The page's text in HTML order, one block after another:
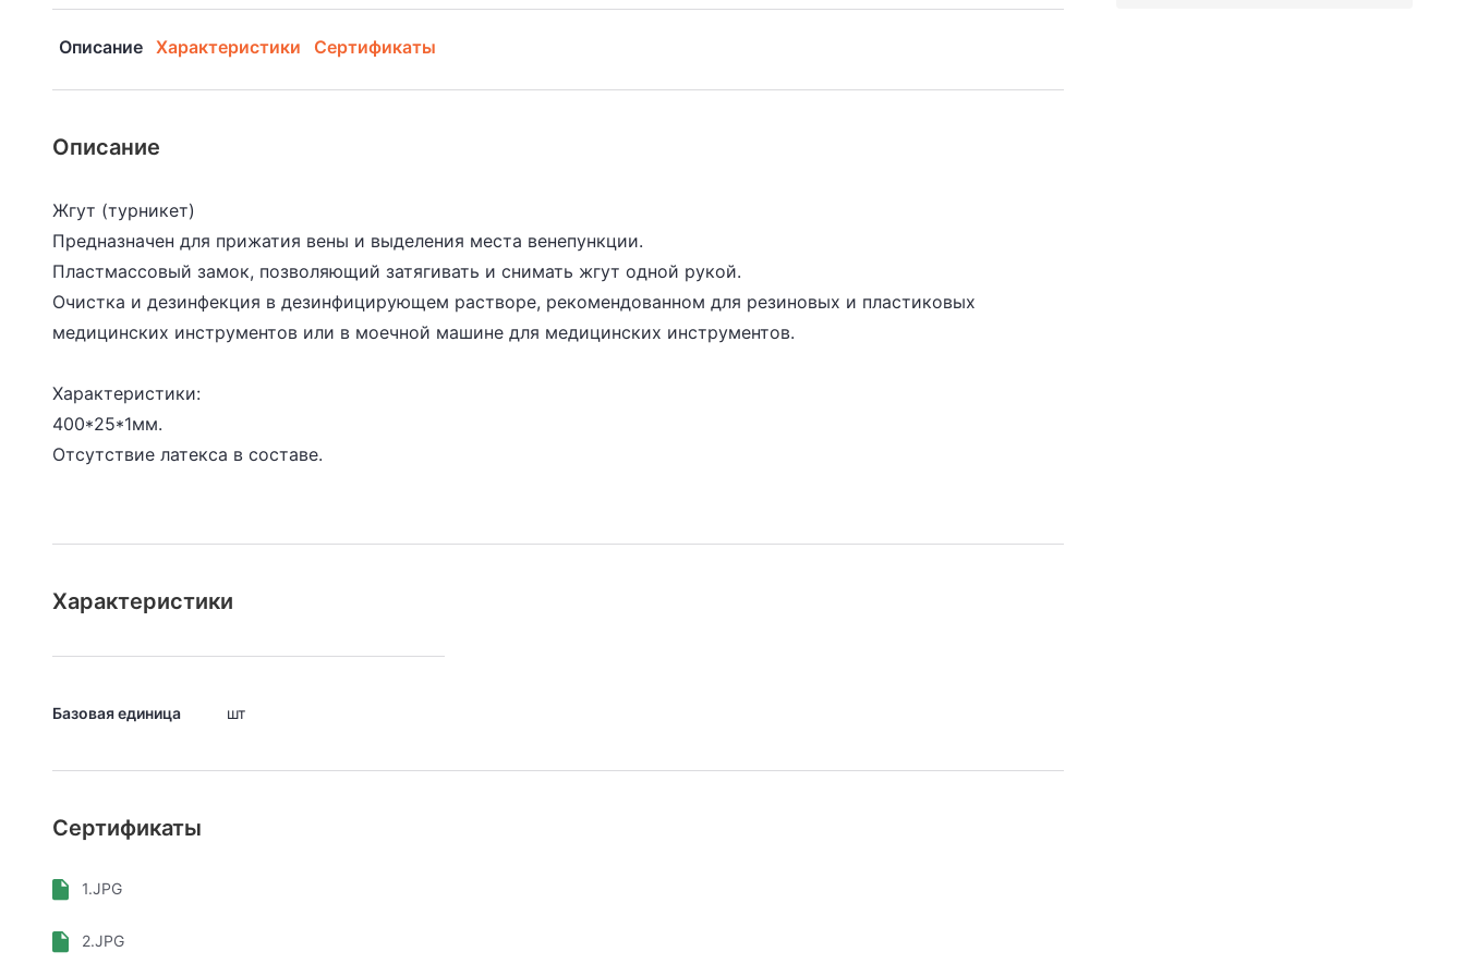
Описание Характеристики Сертификаты
Описание
Жгут (турникет)
Предназначен для прижатия вены и выделения места венепункции.
Пластмассовый замок, позволяющий затягивать и снимать жгут одной рукой.
Очистка и дезинфекция в дезинфицирующем растворе, рекомендованном для резиновых и пластиковых
медицинских инструментов или в моечной машине для медицинских инструментов.
Характеристики:
400*25*1мм.
Отсутствие латекса в составе.
Характеристики
Базовая единица шт
Сертификаты
1.JPG
2.JPG